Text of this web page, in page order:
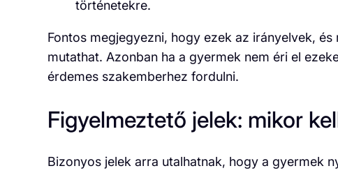
történetekre.
Fontos megjegyezni, hogy ezek az irányelvek,
mutathat. Azonban ha a gyermek nem éri el
érdemes szakemberhez fordulni.
Figyelmeztető jelek: mikor
Bizonyos jelek arra utalhatnak, hogy a gyermek